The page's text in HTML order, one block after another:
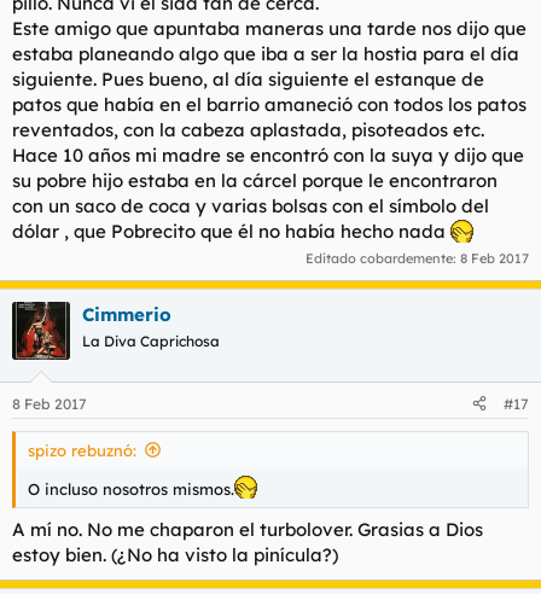
Este amigo que apuntaba maneras una tarde nos dijo que
estaba planeando algo que iba a ser la hostia para el día
siguiente. Pues bueno, al día siguiente el estanque de
patos que había en el barrio amaneció con todos los patos
reventados, con la cabeza aplastada, pisoteados etc.
Hace 10 años mi madre se encontró con la suya y dijo que
su pobre hijo estaba en la cárcel porque le encontraron
con un saco de coca y varias bolsas con el símbolo del
dólar , que Pobrecito que él no había hecho nada
Editado cobardemente: 8 Feb 2017
Cimmerio
La Diva Caprichosa
8 Feb 2017 #17
spizo rebuznó:
O incluso nosotros mismos.
A mí no. No me chaparon el turbolover. Grasias a Dios
estoy bien. (¿No ha visto la pinícula?)